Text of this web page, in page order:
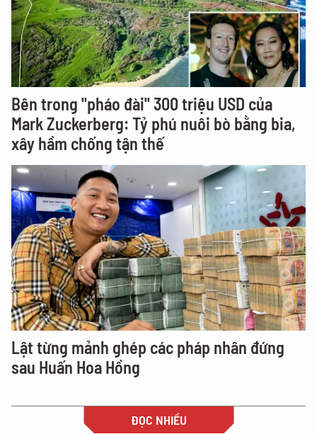
Bên trong "pháo đài" 300 triệu USD của
Mark Zuckerberg: Tỷ phú nuôi bò bằng bia,
xây hầm chống tận thế
Lật từng mảnh ghép các pháp nhân đứng
sau Huấn Hoa Hồng
ĐỌC NHIỀU